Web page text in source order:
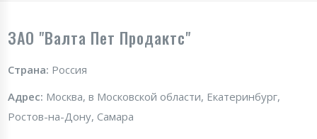
ЗАО "Валта Пет Продактс"
Страна: Россия
Адрес: Москва, в Московской области, Екатеринбург,
Ростов-на-Дону, Самара